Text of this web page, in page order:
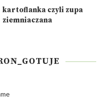
kartoflanka czyli zupa
ziemniaczana